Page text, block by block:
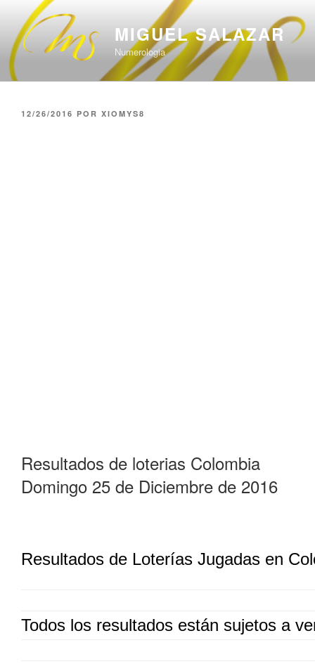
contenido
MIGUEL SALAZAR
Numerologia
PUBLICADO
12/26/2016 POR XIOMYS8
Resultados de loterias Colombia
Domingo 25 de Diciembre de 2016
Resultados de Loterías Jugadas en
Todos los resultados están sujetos a